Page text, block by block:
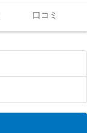
口コミ